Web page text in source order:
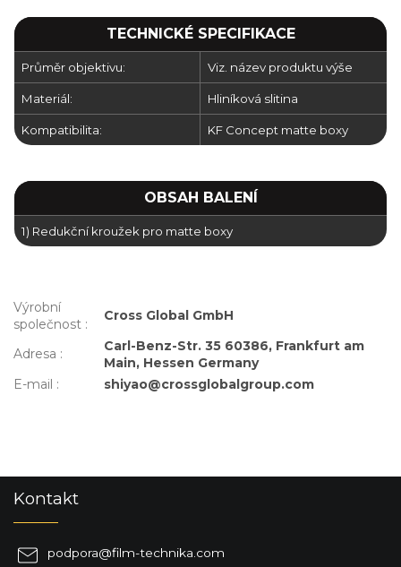
TECHNICKÉ SPECIFIKACE
Průměr objektivu: Viz. název produktu výše
Materiál: Hliníková slitina
Kompatibilita: KF Concept matte boxy
OBSAH BALENÍ
1) Redukční kroužek pro matte boxy
Výrobní
společnost :
Cross Global GmbH
Adresa :
Carl-Benz-Str. 35 60386, Frankfurt am
Main, Hessen Germany
E-mail : shiyao@crossglobalgroup.com
Kontakt
podpora@film-technika.com